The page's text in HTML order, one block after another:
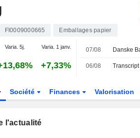
FI0009000665 Emballages papier
Varia. 5j. Varia. 1 janv.
+7,33%
07/08
06/08
Société Finances Valorisation
l'actualité